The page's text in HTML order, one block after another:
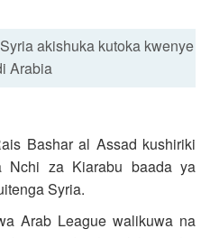
akishuka kutoka kwenye
Arabia
Bashar al Assad kushiriki
Nchi za Kiarabu baada ya
Syria.
Arab League walikuwa na